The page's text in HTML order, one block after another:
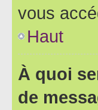
vous
Haut
À quoi
de